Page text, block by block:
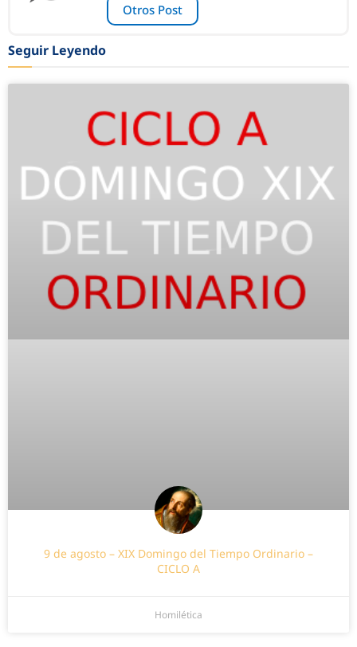
Otros Post
Seguir Leyendo
9 de agosto – XIX Domingo del Tiempo Ordinario –
CICLO A
Homilética